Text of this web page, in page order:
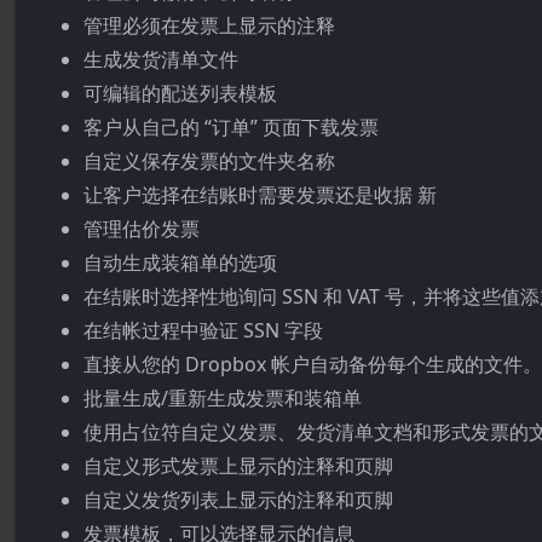
管理必须在发票上显示的注释
生成发货清单文件
可编辑的配送列表模板
客户从自己的 “订单” 页面下载发票
自定义保存发票的文件夹名称
让客户选择在结账时需要发票还是收据 新
管理估价发票
自动生成装箱单的选项
在结账时选择性地询问 SSN 和 VAT 号，并将这些值
在结帐过程中验证 SSN 字段
直接从您的 Dropbox 帐户自动备份每个生成的文件。
批量生成/重新生成发票和装箱单
使用占位符自定义发票、发货清单文档和形式发票的文
自定义形式发票上显示的注释和页脚
自定义发货列表上显示的注释和页脚
发票模板，可以选择显示的信息